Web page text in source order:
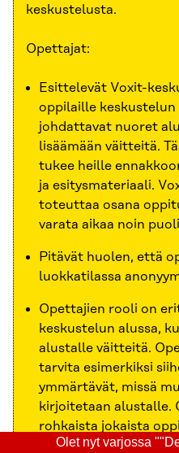
keskustelusta.
Opettajat:
Esittelevät Voxit-
oppilaille keskustelun
johdattavat nuoret
lisäämään väitteitä.
tukee heille
ja esitysmateriaali.
toteuttaa osana
varata aikaa noin
Pitävät huolen, että
luokkatilassa
Opettajien rooli on
keskustelun alussa,
alustalle väitteitä.
tarvita esimerkiksi
ymmärtävät, missä
kirjoitetaan alustalle.
rohkaista jokaista
yksi uusi väite
Olet nyt varjossa